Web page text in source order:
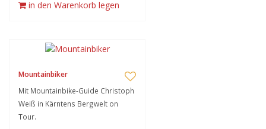
in den Warenkorb legen
Mountainbiker
Mit Mountainbike-Guide Christoph
Weiß in Kärntens Bergwelt on
Tour.